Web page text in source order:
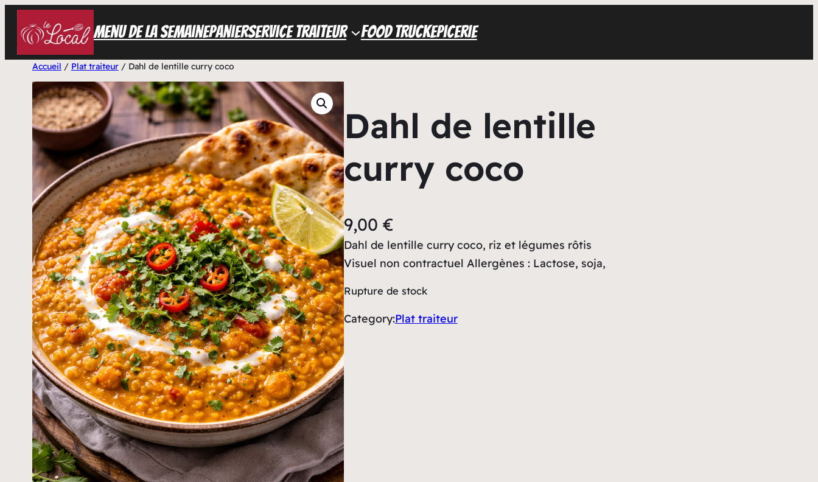
Aller
Menu de la semainePanierService traiteur FOOD TRUCKEpicerie
Accueil / Plat traiteur/ Dahl de lentille curry coco
Dahl de lentille
curry coco
9,00 €
Dahl de lentille curry coco, riz et légumes rôtis
Visuel non contractuel Allergènes : Lactose, soja,
Rupture de stock
Category:Plat traiteur